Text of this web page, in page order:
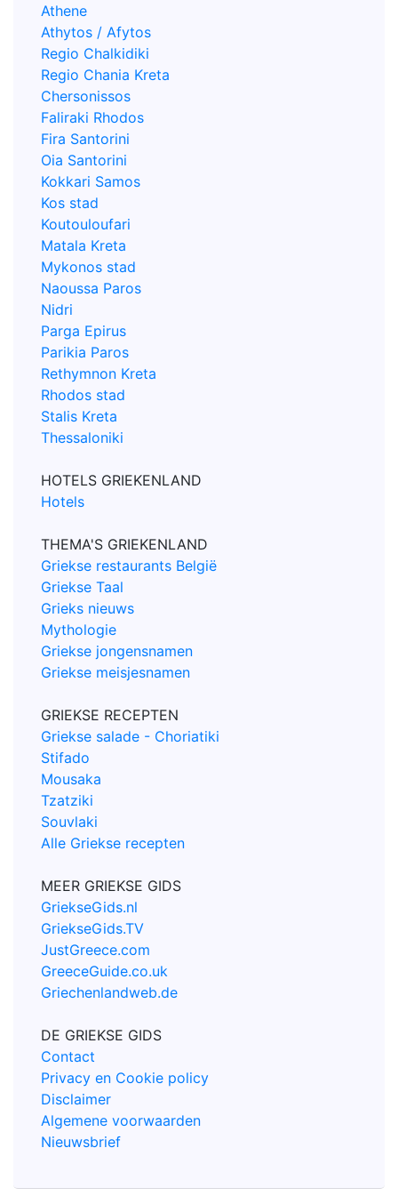
Athene
Athytos / Afytos
Regio Chalkidiki
Regio Chania Kreta
Chersonissos
Faliraki Rhodos
Fira Santorini
Oia Santorini
Kokkari Samos
Kos stad
Koutouloufari
Matala Kreta
Mykonos stad
Naoussa Paros
Nidri
Parga Epirus
Parikia Paros
Rethymnon Kreta
Rhodos stad
Stalis Kreta
Thessaloniki
HOTELS GRIEKENLAND
Hotels
THEMA'S GRIEKENLAND
Griekse restaurants België
Griekse Taal
Grieks nieuws
Mythologie
Griekse jongensnamen
Griekse meisjesnamen
GRIEKSE RECEPTEN
Griekse salade - Choriatiki
Stifado
Mousaka
Tzatziki
Souvlaki
Alle Griekse recepten
MEER GRIEKSE GIDS
GriekseGids.nl
GriekseGids.TV
JustGreece.com
GreeceGuide.co.uk
Griechenlandweb.de
DE GRIEKSE GIDS
Contact
Privacy en Cookie policy
Disclaimer
Algemene voorwaarden
Nieuwsbrief